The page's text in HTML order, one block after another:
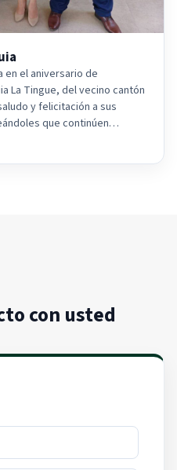
en el aniversario de
La Tingue, del vecino cantón
y felicitación a sus
que continúen
con usted